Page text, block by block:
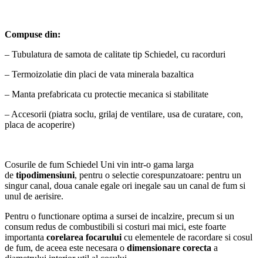
Compuse din:
– Tubulatura de samota de calitate tip Schiedel, cu racorduri
– Termoizolatie din placi de vata minerala bazaltica
– Manta prefabricata cu protectie mecanica si stabilitate
– Accesorii (piatra soclu, grilaj de ventilare, usa de curatare, con,
placa de acoperire)
Cosurile de fum Schiedel Uni vin intr-o gama larga
de tipodimensiuni, pentru o selectie corespunzatoare: pentru un
singur canal, doua canale egale ori inegale sau un canal de fum si
unul de aerisire.
Pentru o functionare optima a sursei de incalzire, precum si un
consum redus de combustibili si costuri mai mici, este foarte
importanta corelarea focarului cu elementele de racordare si cosul
de fum, de aceea este necesara o dimensionare corecta a